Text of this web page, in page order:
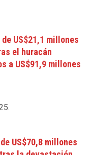
US$21,1 millones
el huracán
a US$91,9 millones
.
US$70,8 millones